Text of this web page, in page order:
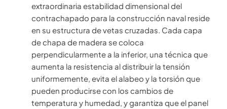
extraordinaria estabilidad dimensional del
contrachapado para la construcción naval reside
en su estructura de vetas cruzadas. Cada capa
de chapa de madera se coloca
perpendicularmente a la inferior, una técnica que
aumenta la resistencia al distribuir la tensión
uniformemente, evita el alabeo y la torsión que
pueden producirse con los cambios de
temperatura y humedad, y garantiza que el panel